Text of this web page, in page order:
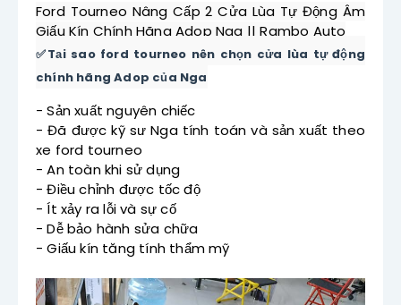
Ford Tourneo Nâng Cấp 2 Cửa Lùa Tự Động Âm
Giấu Kín Chính Hãng Adop Nga || Rambo Auto
✅Tại sao ford tourneo nên chọn cửa lùa tự động
chính hãng Adop của Nga
- Sản xuất nguyên chiếc
- Đã được kỹ sư Nga tính toán và sản xuất theo
xe ford tourneo
- An toàn khi sử dụng
- Điều chỉnh được tốc độ
- Ít xảy ra lỗi và sự cố
- Dễ bảo hành sửa chữa
- Giấu kín tăng tính thẩm mỹ